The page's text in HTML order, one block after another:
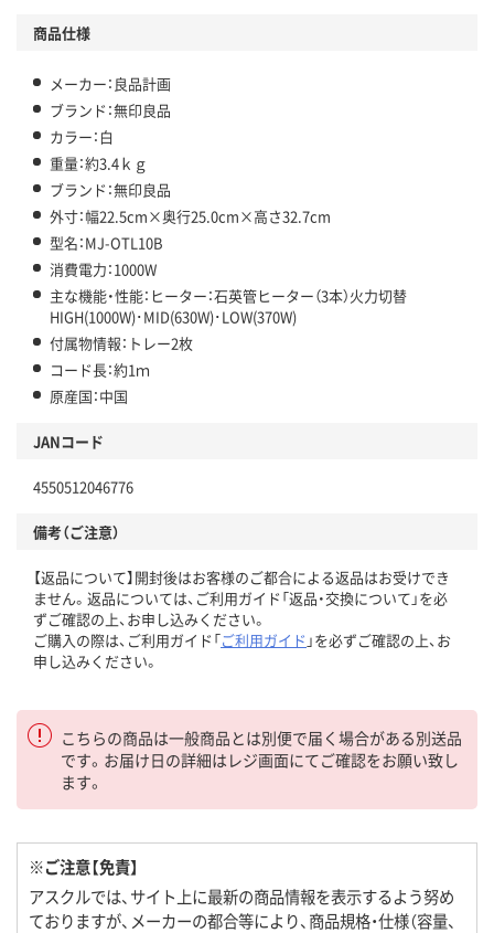
商品仕様
メーカー：良品計画
ブランド：無印良品
カラー：白
重量：約3.4ｋｇ
ブランド：無印良品
外寸：幅22.5cm×奥行25.0cm×高さ32.7cm
型名：MJ-OTL10B
消費電力：1000W
主な機能・性能：ヒーター：石英管ヒーター（3本）火力切替
HIGH(1000W)･MID(630W)･LOW(370W)
付属物情報：トレー2枚
コード長：約1ｍ
原産国：中国
JANコード
4550512046776
備考（ご注意）
【返品について】開封後はお客様のご都合による返品はお受けでき
ません。返品については、ご利用ガイド「返品・交換について」を必
ずご確認の上、お申し込みください。
ご購入の際は、ご利用ガイド「ご利用ガイド 」を必ずご確認の上、お
申し込みください。
こちらの商品は一般商品とは別便で届く場合がある別送品
です。お届け日の詳細はレジ画面にてご確認をお願い致し
ます。
※ご注意【免責】
アスクルでは、サイト上に最新の商品情報を表示するよう努め
ておりますが、メーカーの都合等により、商品規格・仕様（容量、